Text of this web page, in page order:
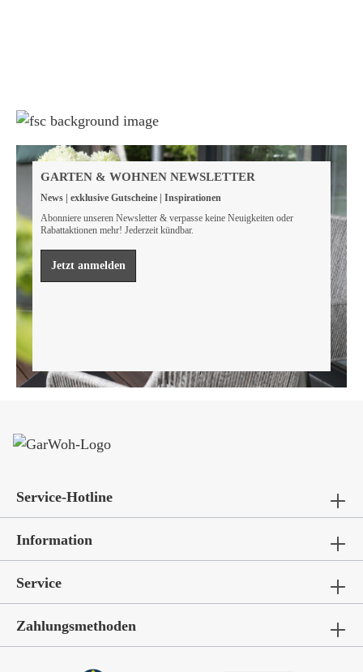
leisten müssen, um unsere natürlichen Ressourcen zu
bewahren.
Mehr erfahren
GARTEN & WOHNEN NEWSLETTER
News | exklusive Gutscheine | Inspirationen
Abonniere unseren Newsletter & verpasse keine Neuigkeiten oder
Rabattaktionen mehr! Jederzeit kündbar.
Jetzt anmelden
Service-Hotline
Information
Service
Zahlungsmethoden